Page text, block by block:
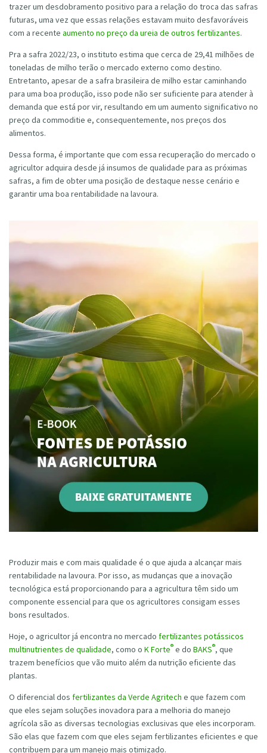
trazer um desdobramento positivo para a relação do troca das safras
futuras, uma vez que essas relações estavam muito desfavoráveis
com a recente aumento no preço da ureia de outros fertilizantes.
Pra a safra 2022/23, o instituto estima que cerca de 29,41 milhões de
toneladas de milho terão o mercado externo como destino.
Entretanto, apesar de a safra brasileira de milho estar caminhando
para uma boa produção, isso pode não ser suficiente para atender à
demanda que está por vir, resultando em um aumento significativo no
preço da commoditie e, consequentemente, nos preços dos
alimentos.
Dessa forma, é importante que com essa recuperação do mercado o
agricultor adquira desde já insumos de qualidade para as próximas
safras, a fim de obter uma posição de destaque nesse cenário e
garantir uma boa rentabilidade na lavoura.
Produzir mais e com mais qualidade é o que ajuda a alcançar mais
rentabilidade na lavoura. Por isso, as mudanças que a inovação
tecnológica está proporcionando para a agricultura têm sido um
componente essencial para que os agricultores consigam esses
bons resultados.
Hoje, o agricultor já encontra no mercado fertilizantes potássicos
multinutrientes de qualidade, como o K Forte® e do BAKS®, que
trazem benefícios que vão muito além da nutrição eficiente das
plantas.
O diferencial dos fertilizantes da Verde Agritech e que fazem com
que eles sejam soluções inovadora para a melhoria do manejo
agrícola são as diversas tecnologias exclusivas que eles incorporam.
São elas que fazem com que eles sejam fertilizantes eficientes e que
contribuem para um manejo mais otimizado.